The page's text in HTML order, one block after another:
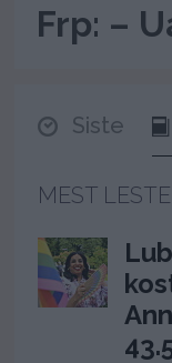
Frp: –
Siste
MEST